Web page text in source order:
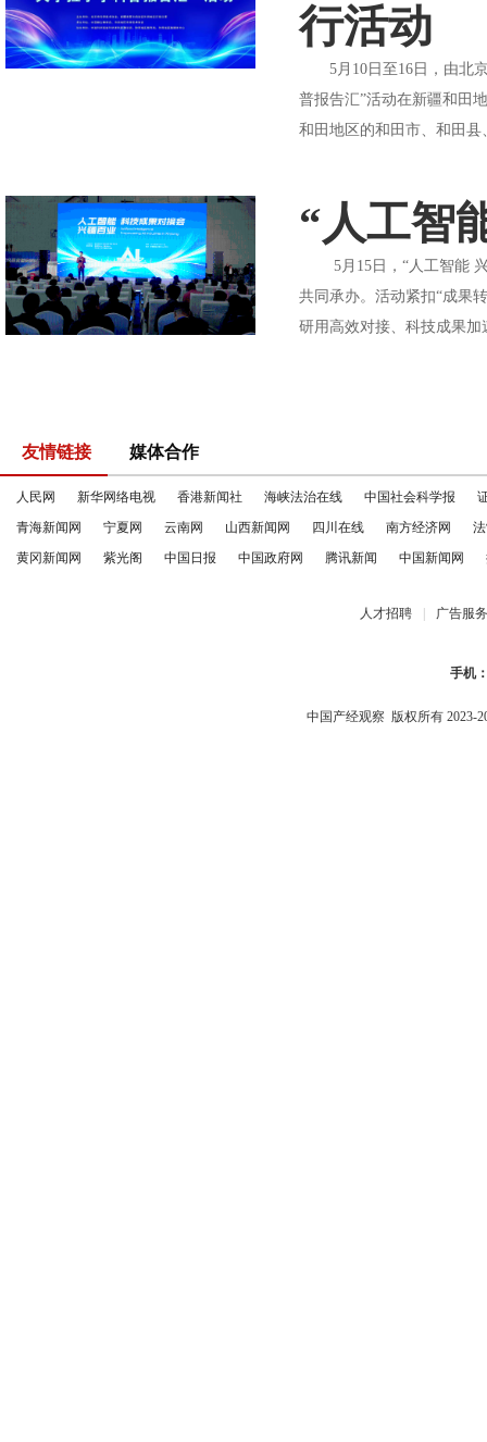
行活动
5月10日至16日，由北京
普报告汇”活动在新疆和田
和田地区的和田市、和田
“人工智
5月15日，“人工智能 兴
共同承办。活动紧扣“成果
研用高效对接、科技成果
友情链接 媒体合作
人民网 新华网络电视 香港新闻社 海峡法治在线 中国社会科学报
青海新闻网
宁夏网 云南网 山西新闻网 四川在线 南方经济网
黄冈新闻网
紫光阁 中国日报 中国政府网 腾讯新闻 中国新闻网
人才招聘 广告服务
手机
中国产经观察 版权所有 2023-